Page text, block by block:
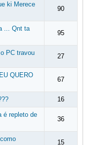
ki Merece
90
... Qnt ta
95
PC travou
27
QUERO
67
16
é repleto de
36
15